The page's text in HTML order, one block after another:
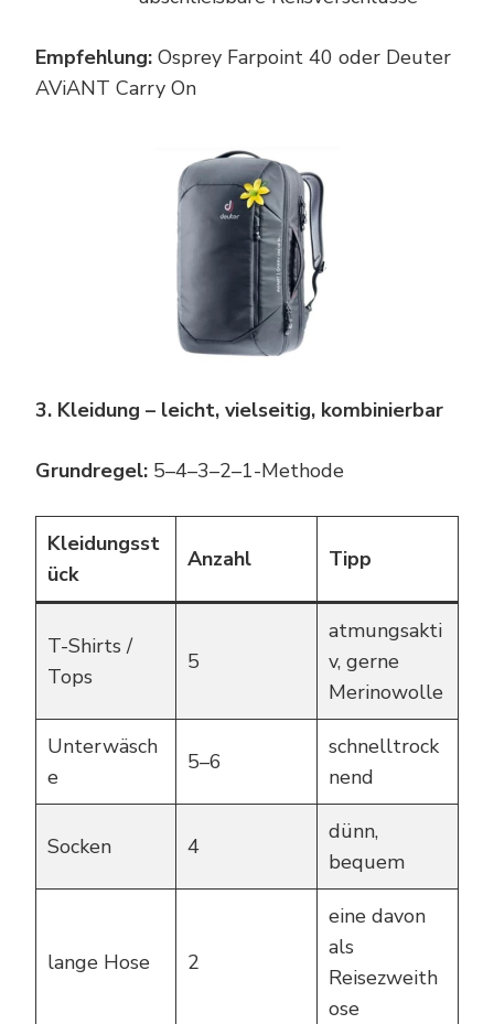
Empfehlung: Osprey Farpoint 40 oder Deuter
AViANT Carry On
3. Kleidung – leicht, vielseitig, kombinierbar
Grundregel: 5–4–3–2–1-Methode
Kleidungsst
ück
Anzahl Tipp
T-Shirts /
Tops
5
atmungsakti
v, gerne
Merinowolle
Unterwäsch
e
5–6
schnelltrock
nend
Socken 4
dünn,
bequem
lange Hose 2
eine davon
als
Reisezweith
ose